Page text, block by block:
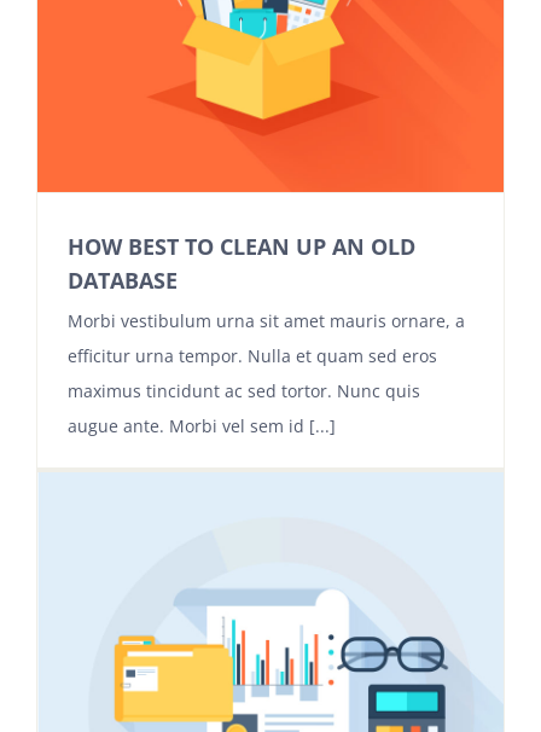
HOW BEST TO CLEAN UP AN OLD
DATABASE
Morbi vestibulum urna sit amet mauris ornare, a
efficitur urna tempor. Nulla et quam sed eros
maximus tincidunt ac sed tortor. Nunc quis
augue ante. Morbi vel sem id [...]